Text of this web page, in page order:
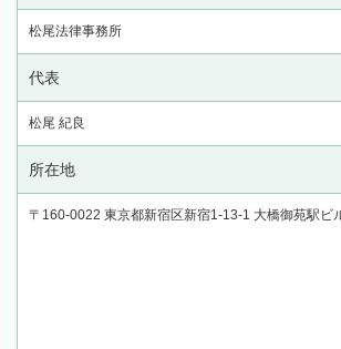
松尾法律事務所
代表
松尾 紀良
所在地
〒160-0022 東京都新宿区新宿1-13-1 大橋御苑駅ビ